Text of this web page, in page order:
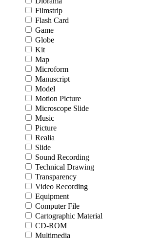
Filmstrip
Flash Card
Game
Globe
Kit
Map
Microform
Manuscript
Model
Motion Picture
Microscope Slide
Music
Picture
Realia
Slide
Sound Recording
Technical Drawing
Transparency
Video Recording
Equipment
Computer File
Cartographic Material
CD-ROM
Multimedia